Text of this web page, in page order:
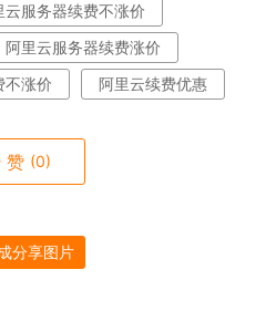
云服务器续费不涨价
阿里云服务器续费涨价
不涨价 阿里云续费优惠
赞 (0)
分享图片